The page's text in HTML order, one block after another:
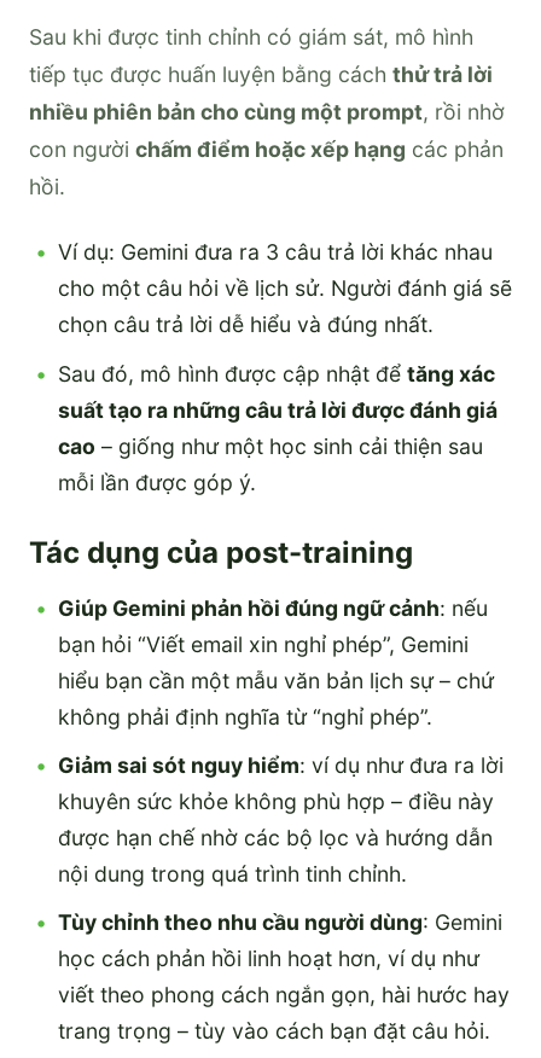
Sau khi được tinh chỉnh có giám sát, mô hình
tiếp tục được huấn luyện bằng cách thử trả lời
nhiều phiên bản cho cùng một prompt, rồi nhờ
con người chấm điểm hoặc xếp hạng các phản
hồi.
Ví dụ: Gemini đưa ra 3 câu trả lời khác nhau
cho một câu hỏi về lịch sử. Người đánh giá sẽ
chọn câu trả lời dễ hiểu và đúng nhất.
Sau đó, mô hình được cập nhật để tăng xác
suất tạo ra những câu trả lời được đánh giá
cao – giống như một học sinh cải thiện sau
mỗi lần được góp ý.
Tác dụng của post-training
Giúp Gemini phản hồi đúng ngữ cảnh: nếu
bạn hỏi “Viết email xin nghỉ phép”, Gemini
hiểu bạn cần một mẫu văn bản lịch sự – chứ
không phải định nghĩa từ “nghỉ phép”.
Giảm sai sót nguy hiểm: ví dụ như đưa ra lời
khuyên sức khỏe không phù hợp – điều này
được hạn chế nhờ các bộ lọc và hướng dẫn
nội dung trong quá trình tinh chỉnh.
Tùy chỉnh theo nhu cầu người dùng: Gemini
học cách phản hồi linh hoạt hơn, ví dụ như
viết theo phong cách ngắn gọn, hài hước hay
trang trọng – tùy vào cách bạn đặt câu hỏi.